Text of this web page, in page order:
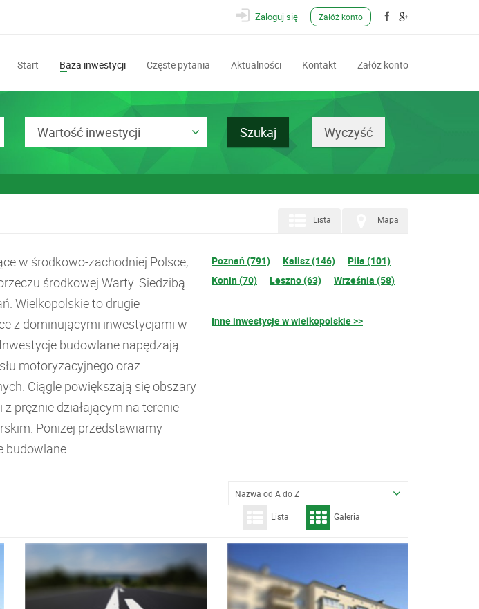
Zaloguj się Załóż konto
Start Baza inwestycji Częste pytania Aktualności Kontakt Załóż konto
Wartość inwestycji
Mapa
Lista
w środkowo-zachodniej Polsce,
środkowej Warty. Siedzibą
Wielkopolskie to drugie
z dominującymi inwestycjami w
budowlane napędzają
motoryzacyjnego oraz
Ciągle powiększają się obszary
prężnie działającym na terenie
Poniżej przedstawiamy
budowlane.
Poznań (791) Kalisz (146)
Piła (101)
Konin (70)
Leszno (63) Września (58)
Inne inwestycje w wielkopolskie >>
Nazwa od A do Z
Lista Galeria